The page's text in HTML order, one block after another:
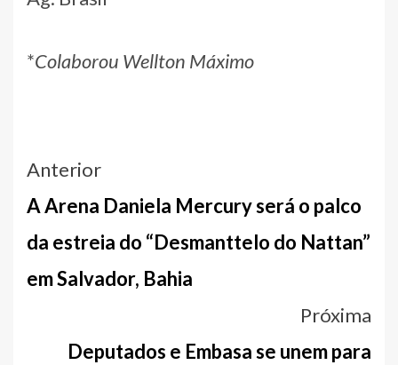
*Colaborou Wellton Máximo
Navegação
entre
notícias
Anterior
A Arena Daniela Mercury será o palco
da estreia do “Desmanttelo do Nattan”
em Salvador, Bahia
Próxima
Deputados e Embasa se unem para